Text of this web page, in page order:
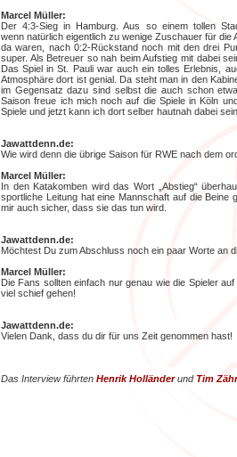
Marcel Müller:
Der 4:3-Sieg in Hamburg. Aus so einem tollen
wenn natürlich eigentlich zu wenige Zuschauer für die
da waren, nach 0:2-Rückstand noch mit den drei
super. Als Betreuer so nah beim Aufstieg mit dabei
Das Spiel in St. Pauli war auch ein tolles Erlebnis,
Atmosphäre dort ist genial. Da steht man in den
im Gegensatz dazu sind selbst die auch schon
Saison freue ich mich noch auf die Spiele in Köln
Spiele und jetzt kann ich dort selber hautnah dabei sein.
Jawattdenn.de:
Wie wird denn die übrige Saison für RWE nach dem
Marcel Müller:
In den Katakomben wird das Wort „Abstieg“
sportliche Leitung hat eine Mannschaft auf die
mir auch sicher, dass sie das tun wird.
Jawattdenn.de:
Möchtest Du zum Abschluss noch ein paar Worte an
Marcel Müller:
Die Fans sollten einfach nur genau wie die Spieler
viel schief gehen!
Jawattdenn.de:
Vielen Dank, dass du dir für uns Zeit genommen hast!
Das Interview führten Henrik Holländerund Tim